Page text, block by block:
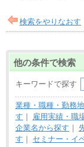
検索をやりなおす
他の条件で検索
キーワードで探す
業種・職種・勤務
す ｜
雇用実績・職
企業名から探す ｜
す ｜ セミナー・イ